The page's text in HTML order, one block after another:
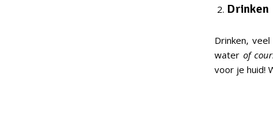
Drinken
Drinken,
water of
voor je huid!